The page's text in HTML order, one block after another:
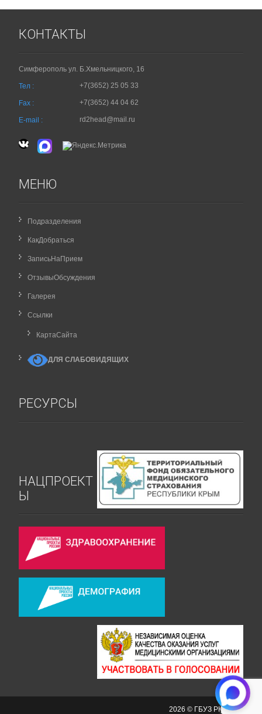
КОНТАКТЫ
Симферополь ул. Б.Хмельницкого, 16
Тел : +7(3652) 25 05 33
Fax : +7(3652) 44 04 62
E-mail : rd2head@mail.ru
МЕНЮ
Подразделения
КакДобраться
ЗаписьНаПрием
ОтзывыОбсуждения
Галерея
Ссылки
КартаCайта
ДЛЯ СЛАБОВИДЯЩИХ
РЕСУРСЫ
НАЦПРОЕКТ
Ы
2026 © ГБУЗ РК СКРД №2